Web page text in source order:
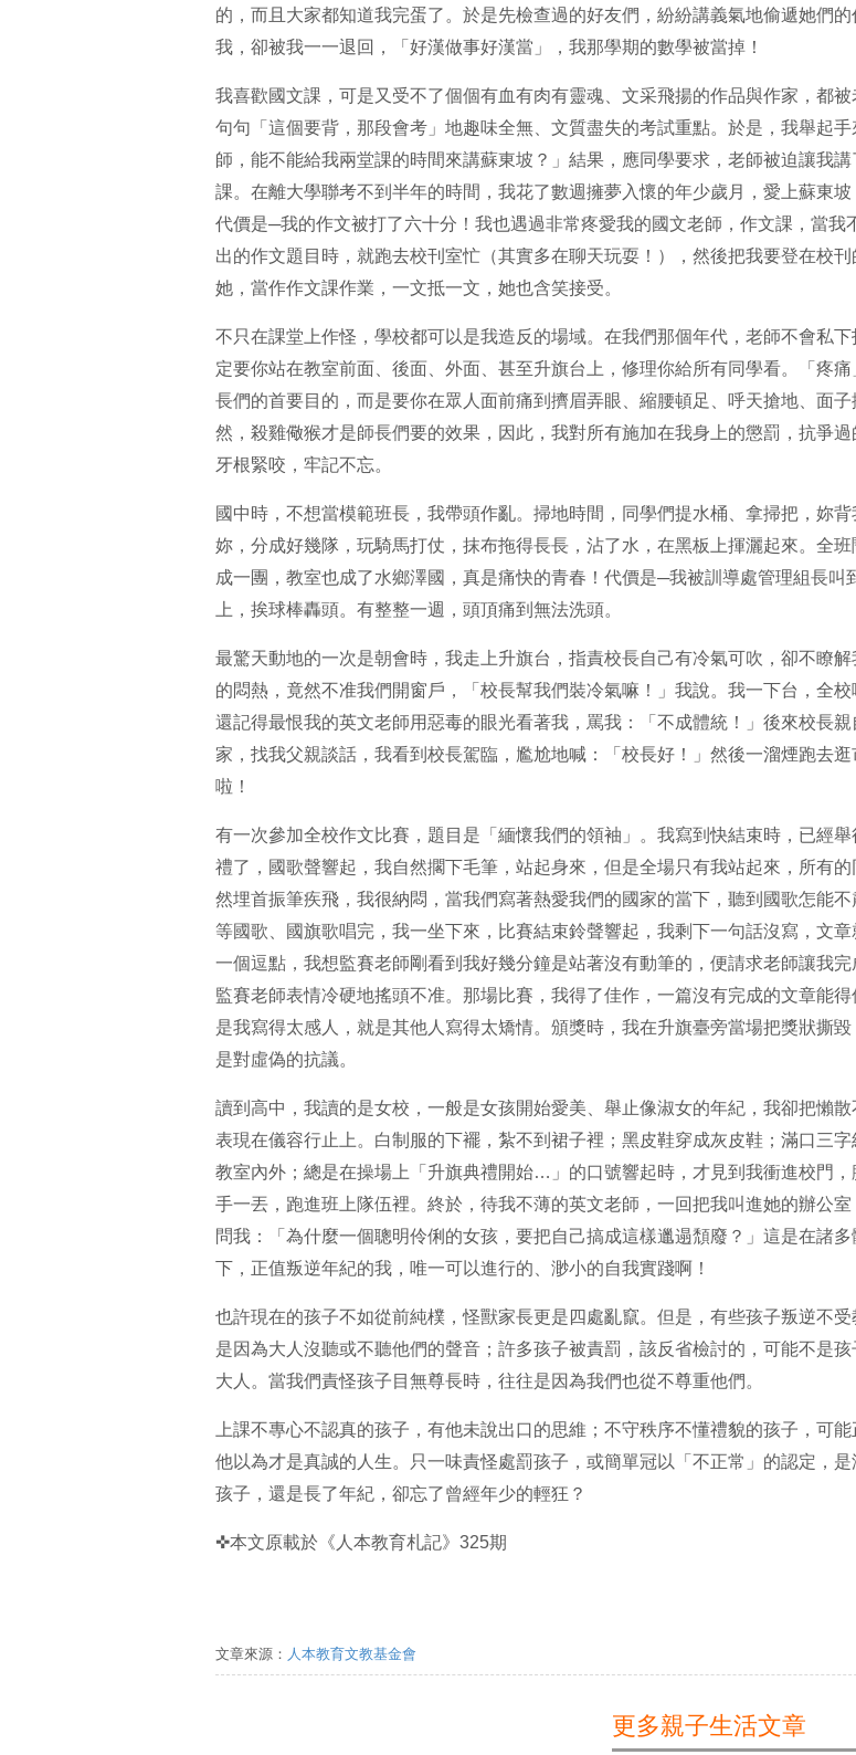
的，而且大家都知道我完蛋了。於是先檢查過的好友們，紛紛講義氣地偷遞她們的
我，卻被我一一退回，「好漢做事好漢當」，我那學期的數學被當掉！
我喜歡國文課，可是又受不了個個有血有肉有靈魂、文采飛揚的作品與作家，都被
句句「這個要背，那段會考」地趣味全無、文質盡失的考試重點。於是，我舉起手
師，能不能給我兩堂課的時間來講蘇東坡？」結果，應同學要求，老師被迫讓我講
課。在離大學聯考不到半年的時間，我花了數週擁夢入懷的年少歲月，愛上蘇東坡
代價是─我的作文被打了六十分！我也遇過非常疼愛我的國文老師，作文課，當我
出的作文題目時，就跑去校刊室忙（其實多在聊天玩耍！），然後把我要登在校刊
她，當作作文課作業，一文抵一文，她也含笑接受。
不只在課堂上作怪，學校都可以是我造反的場域。在我們那個年代，老師不會私下
定要你站在教室前面、後面、外面、甚至升旗台上，修理你給所有同學看。「疼痛
長們的首要目的，而是要你在眾人面前痛到擠眉弄眼、縮腰頓足、呼天搶地、面子
然，殺雞儆猴才是師長們要的效果，因此，我對所有施加在我身上的懲罰，抗爭過
牙根緊咬，牢記不忘。
國中時，不想當模範班長，我帶頭作亂。掃地時間，同學們提水桶、拿掃把，妳
妳，分成好幾隊，玩騎馬打仗，抹布拖得長長，沾了水，在黑板上揮灑起來。全班
成一團，教室也成了水鄉澤國，真是痛快的青春！代價是─我被訓導處管理組長叫
上，挨球棒轟頭。有整整一週，頭頂痛到無法洗頭。
最驚天動地的一次是朝會時，我走上升旗台，指責校長自己有冷氣可吹，卻不瞭解
的悶熱，竟然不准我們開窗戶，「校長幫我們裝冷氣嘛！」我說。我一下台，全
還記得最恨我的英文老師用惡毒的眼光看著我，罵我：「不成體統！」後來校長親
家，找我父親談話，我看到校長駕臨，尷尬地喊：「校長好！」然後一溜煙跑去逛
啦！
有一次參加全校作文比賽，題目是「緬懷我們的領袖」。我寫到快結束時，已經舉
禮了，國歌聲響起，我自然擱下毛筆，站起身來，但是全場只有我站起來，所有的
然埋首振筆疾飛，我很納悶，當我們寫著熱愛我們的國家的當下，聽到國歌怎能不
等國歌、國旗歌唱完，我一坐下來，比賽結束鈴聲響起，我剩下一句話沒寫，文章
一個逗點，我想監賽老師剛看到我好幾分鐘是站著沒有動筆的，便請求老師讓我完
監賽老師表情冷硬地搖頭不准。那場比賽，我得了佳作，一篇沒有完成的文章能得
是我寫得太感人，就是其他人寫得太矯情。頒獎時，我在升旗臺旁當場把獎狀撕毀
是對虛偽的抗議。
讀到高中，我讀的是女校，一般是女孩開始愛美、舉止像淑女的年紀，我卻把懶散
表現在儀容行止上。白制服的下襬，紮不到裙子裡；黑皮鞋穿成灰皮鞋；滿口三字
教室內外；總是在操場上「升旗典禮開始…」的口號響起時，才見到我衝進校門，
手一丟，跑進班上隊伍裡。終於，待我不薄的英文老師，一回把我叫進她的辦公室
問我：「為什麼一個聰明伶俐的女孩，要把自己搞成這樣邋遢頹廢？」這是在諸多
下，正值叛逆年紀的我，唯一可以進行的、渺小的自我實踐啊！
也許現在的孩子不如從前純樸，怪獸家長更是四處亂竄。但是，有些孩子叛逆不受
是因為大人沒聽或不聽他們的聲音；許多孩子被責罰，該反省檢討的，可能不是孩
大人。當我們責怪孩子目無尊長時，往往是因為我們也從不尊重他們。
上課不專心不認真的孩子，有他未說出口的思維；不守秩序不懂禮貌的孩子，可
他以為才是真誠的人生。只一味責怪處罰孩子，或簡單冠以「不正常」的認定，是
孩子，還是長了年紀，卻忘了曾經年少的輕狂？
✜本文原載於《人本教育札記》325期
文章來源： 人本教育文教基金會
更多親子生活文章